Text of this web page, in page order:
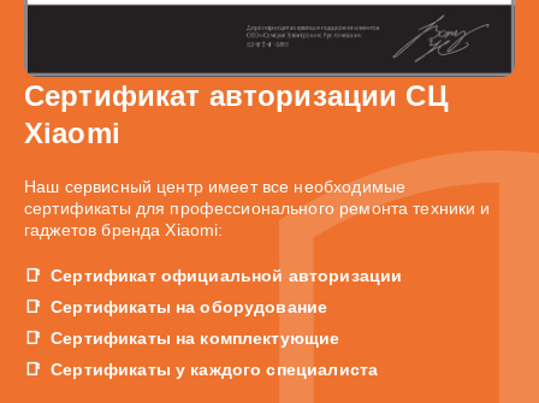
Сертификат авторизации СЦ
Xiaomi
Наш сервисный центр имеет все необходимые
сертификаты для профессионального ремонта техники и
гаджетов бренда Xiaomi:
Сертификат официальной авторизации
Сертификаты на оборудование
Сертификаты на комплектующие
Сертификаты у каждого специалиста